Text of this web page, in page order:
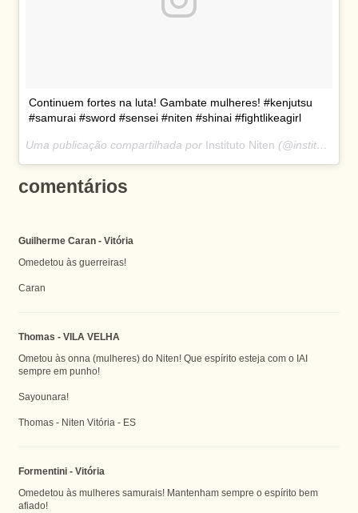
Continuem fortes na luta! Gambate mulheres! #kenjutsu
#samurai #sword #sensei #niten #shinai #fightlikeagirl
Uma publicação compartilhada por Instituto Niten (@institutoniten) em
comentários
Guilherme Caran - Vitória
Omedetou às guerreiras!
Caran
Thomas - VILA VELHA
Ometou às onna (mulheres) do Niten! Que espírito esteja com o IAI
sempre em punho!
Sayounara!
Thomas - Niten Vitória - ES
Formentini - Vitória
Omedetou às mulheres samurais! Mantenham sempre o espírito bem
afiado!